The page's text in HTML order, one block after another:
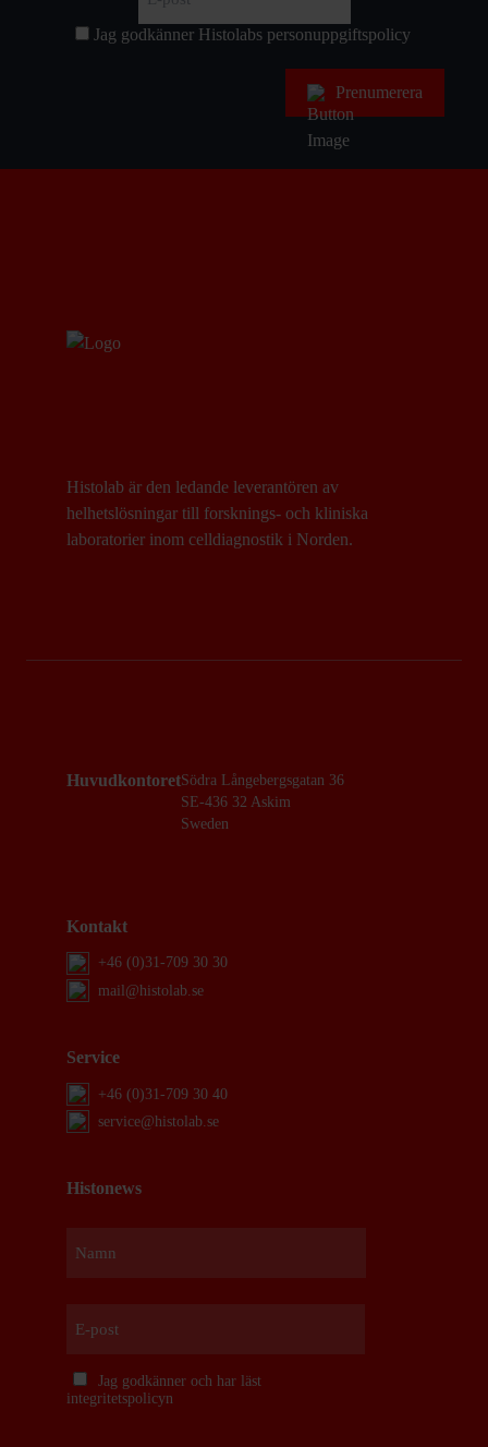
post
Samtycke
Jag godkänner Histolabs personuppgiftspolicy
Prenumerera
Histolab är den ledande leverantören av
helhetslösningar till forsknings- och kliniska
laboratorier inom celldiagnostik i Norden.
HuvudkontoretSödra Långebergsgatan 36
SE-436 32 Askim
Sweden
Kontakt
+46 (0)31-709 30 30
mail@histolab.se
Service
+46 (0)31-709 30 40
service@histolab.se
Histonews
post
Samtycke
Jag godkänner och har läst
integritetspolicyn